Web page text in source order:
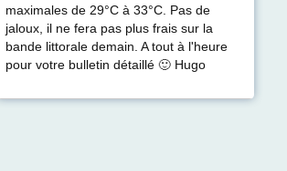
maximales de 29°C à 33°C. Pas de
jaloux, il ne fera pas plus frais sur la
bande littorale demain. A tout à l'heure
pour votre bulletin détaillé 🙂 Hugo